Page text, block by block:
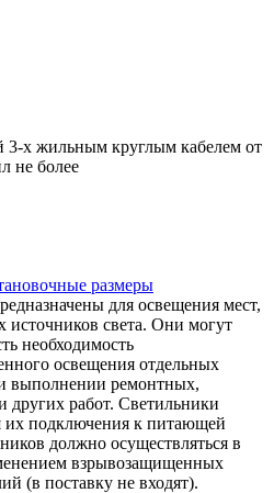
х жильным круглым кабелем от
не более
размеры
для освещения мест,
источников света. Они могут
необходимость
освещения отдельных
выполнении ремонтных,
работ. Светильники
их подключения к питающей
должно осуществляться в
взрывозащищенных
(в поставку не входят).